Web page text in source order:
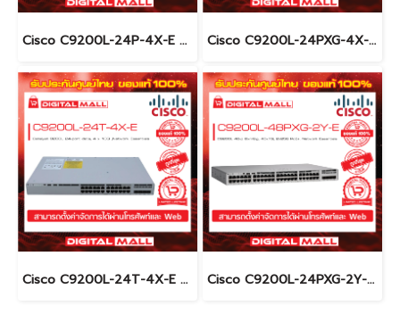
Cisco C9200L-24P-4X-E อุปกรณ์ขยายสัญญาณ (Gigabit Switch Hub) Cisco C9200L-24PXG-4X-E อุปกรณ์ขยายสัญญาณ (Gigabit Switch Hub)
Cisco C9200L-24T-4X-E อุปกรณ์ขยายสัญญาณ (Gigabit Switch Hub) Cisco C9200L-24PXG-2Y-E อุปกรณ์ขยายสัญญาณ (Gigabit Switch Hub)